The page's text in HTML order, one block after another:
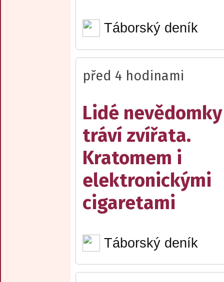
Táborský deník
před 4 hodinami
Lidé nevědomky
tráví zvířata.
Kratomem i
elektronickými
cigaretami
Táborský deník